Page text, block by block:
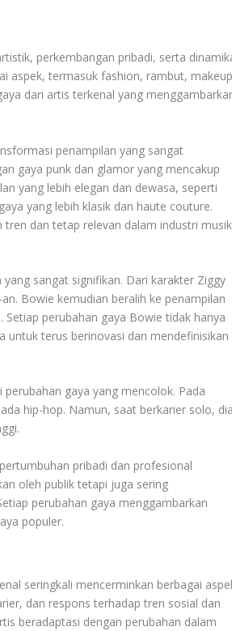
perkembangan pribadi, serta
aspek, termasuk fashion, rambut,
dari artis terkenal yang
penampilan yang sangat
gaya punk dan glamor yang mencakup
yang lebih elegan dan dewasa, seperti
yang lebih klasik dan haute couture.
dan tetap relevan dalam industri musik
sangat signifikan. Dari karakter Ziggy
Bowie kemudian beralih ke penampilan
perubahan gaya Bowie tidak hanya
untuk terus berinovasi dan mendefinisikan
gaya yang mencolok. Pada
hip-hop. Namun, saat berkarier solo,
pribadi dan profesional
oleh publik tetapi juga sering
perubahan gaya menggambarkan
populer.
seringkali mencerminkan berbagai
dan respons terhadap tren sosial dan
beradaptasi dengan perubahan dalam